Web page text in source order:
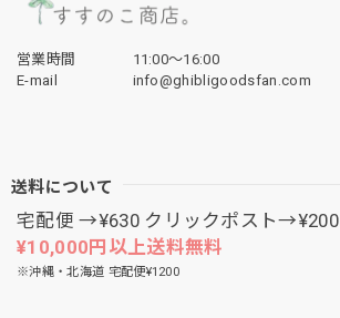
営業時間
11:00〜16:00
E-mail
info@ghibligoodsfan.com
送料について
宅配便 →¥630 クリックポスト→¥200
¥10,000円以上送料無料
※沖縄・北海道 宅配便¥1200